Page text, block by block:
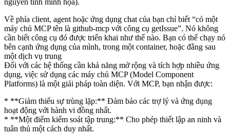
Về phía client, agent hoặc ứng dụng chat của bạn chỉ biết “có một
máy chủ MCP tên là github-mcp với công cụ getIssue”. Nó không
cần biết công cụ đó được triển khai như thế nào. Bạn có thể chạy nó
bên cạnh ứng dụng của mình, trong một container, hoặc đằng sau
một dịch vụ trung
Đối với các hệ thống cần khả năng mở rộng và tích hợp nhiều ứng
dụng, việc sử dụng các máy chủ MCP (Model Component
Platforms) là một giải pháp toàn diện. Với MCP, bạn nhận được:
* **Giảm thiểu sự trùng lặp:** Đảm bảo các trợ lý và ứng dụng
hoạt động với hành vi đồng nhất.
* **Một điểm kiểm soát tập trung:** Cho phép thiết lập an ninh và
tuân thủ một cách duy nhất.